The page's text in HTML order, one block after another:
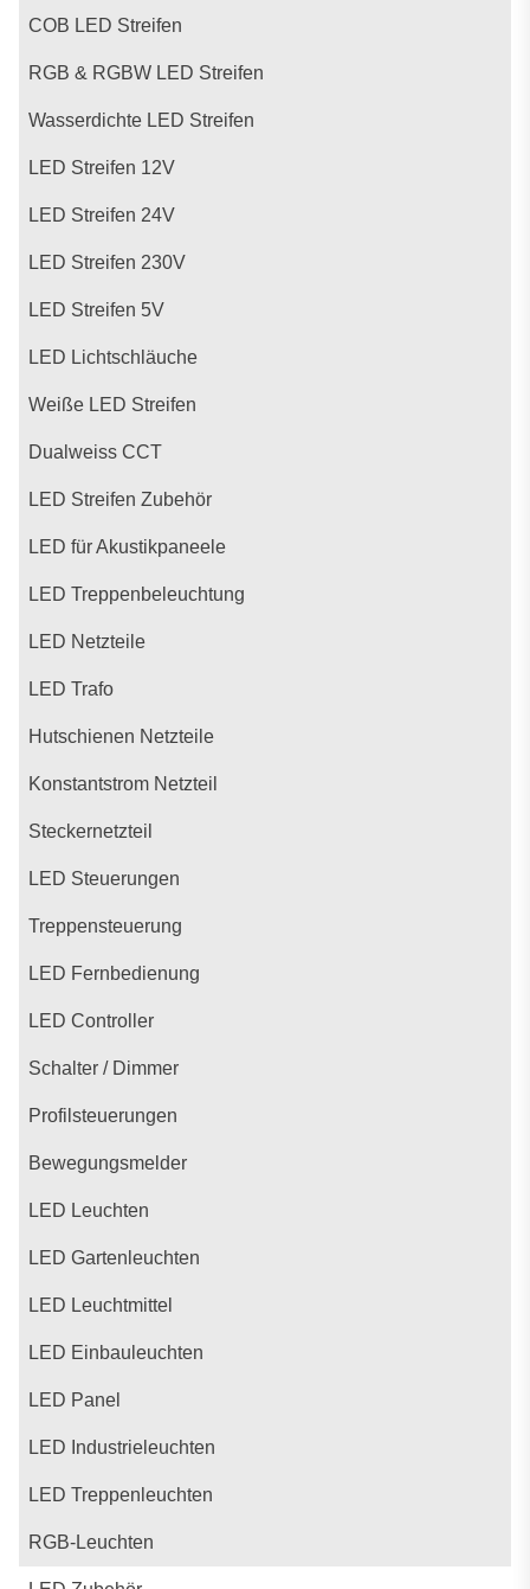
COB LED Streifen
RGB & RGBW LED Streifen
Wasserdichte LED Streifen
LED Streifen 12V
LED Streifen 24V
LED Streifen 230V
LED Streifen 5V
LED Lichtschläuche
Weiße LED Streifen
Dualweiss CCT
LED Streifen Zubehör
LED für Akustikpaneele
LED Treppenbeleuchtung
LED Netzteile
LED Trafo
Hutschienen Netzteile
Konstantstrom Netzteil
Steckernetzteil
LED Steuerungen
Treppensteuerung
LED Fernbedienung
LED Controller
Schalter / Dimmer
Profilsteuerungen
Bewegungsmelder
LED Leuchten
LED Gartenleuchten
LED Leuchtmittel
LED Einbauleuchten
LED Panel
LED Industrieleuchten
LED Treppenleuchten
RGB-Leuchten